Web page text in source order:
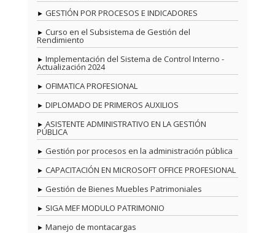
GESTIÓN POR PROCESOS E INDICADORES
Curso en el Subsistema de Gestión del
Rendimiento
Implementación del Sistema de Control Interno -
Actualización 2024
OFIMATICA PROFESIONAL
DIPLOMADO DE PRIMEROS AUXILIOS
ASISTENTE ADMINISTRATIVO EN LA GESTIÓN
PÚBLICA
Gestión por procesos en la administración pública
CAPACITACIÓN EN MICROSOFT OFFICE PROFESIONAL
Gestión de Bienes Muebles Patrimoniales
SIGA MEF MODULO PATRIMONIO
Manejo de montacargas